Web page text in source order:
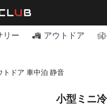
リー アウトドア
ドア 車中泊 静音
小型ミニ冷蔵庫 -20～20℃ 車載 2ドア